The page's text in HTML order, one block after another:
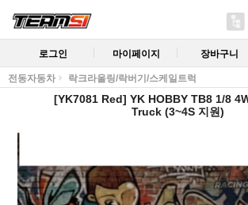
로그인 마이페이지 장바구니
전동자동차 락크라울링/락버기/스케일트럭
[YK7081 Red] YK HOBBY TB8 1/8
Truck (3~4S 지원)